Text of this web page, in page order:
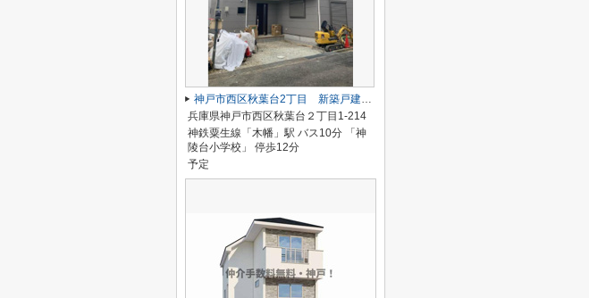
神戸市西区秋葉台2丁目 新築戸建 仲介手数料無料！
兵庫県神戸市西区秋葉台２丁目1-214
神鉄粟生線「木幡」駅 バス10分 「神
陵台小学校」 停歩12分
予定